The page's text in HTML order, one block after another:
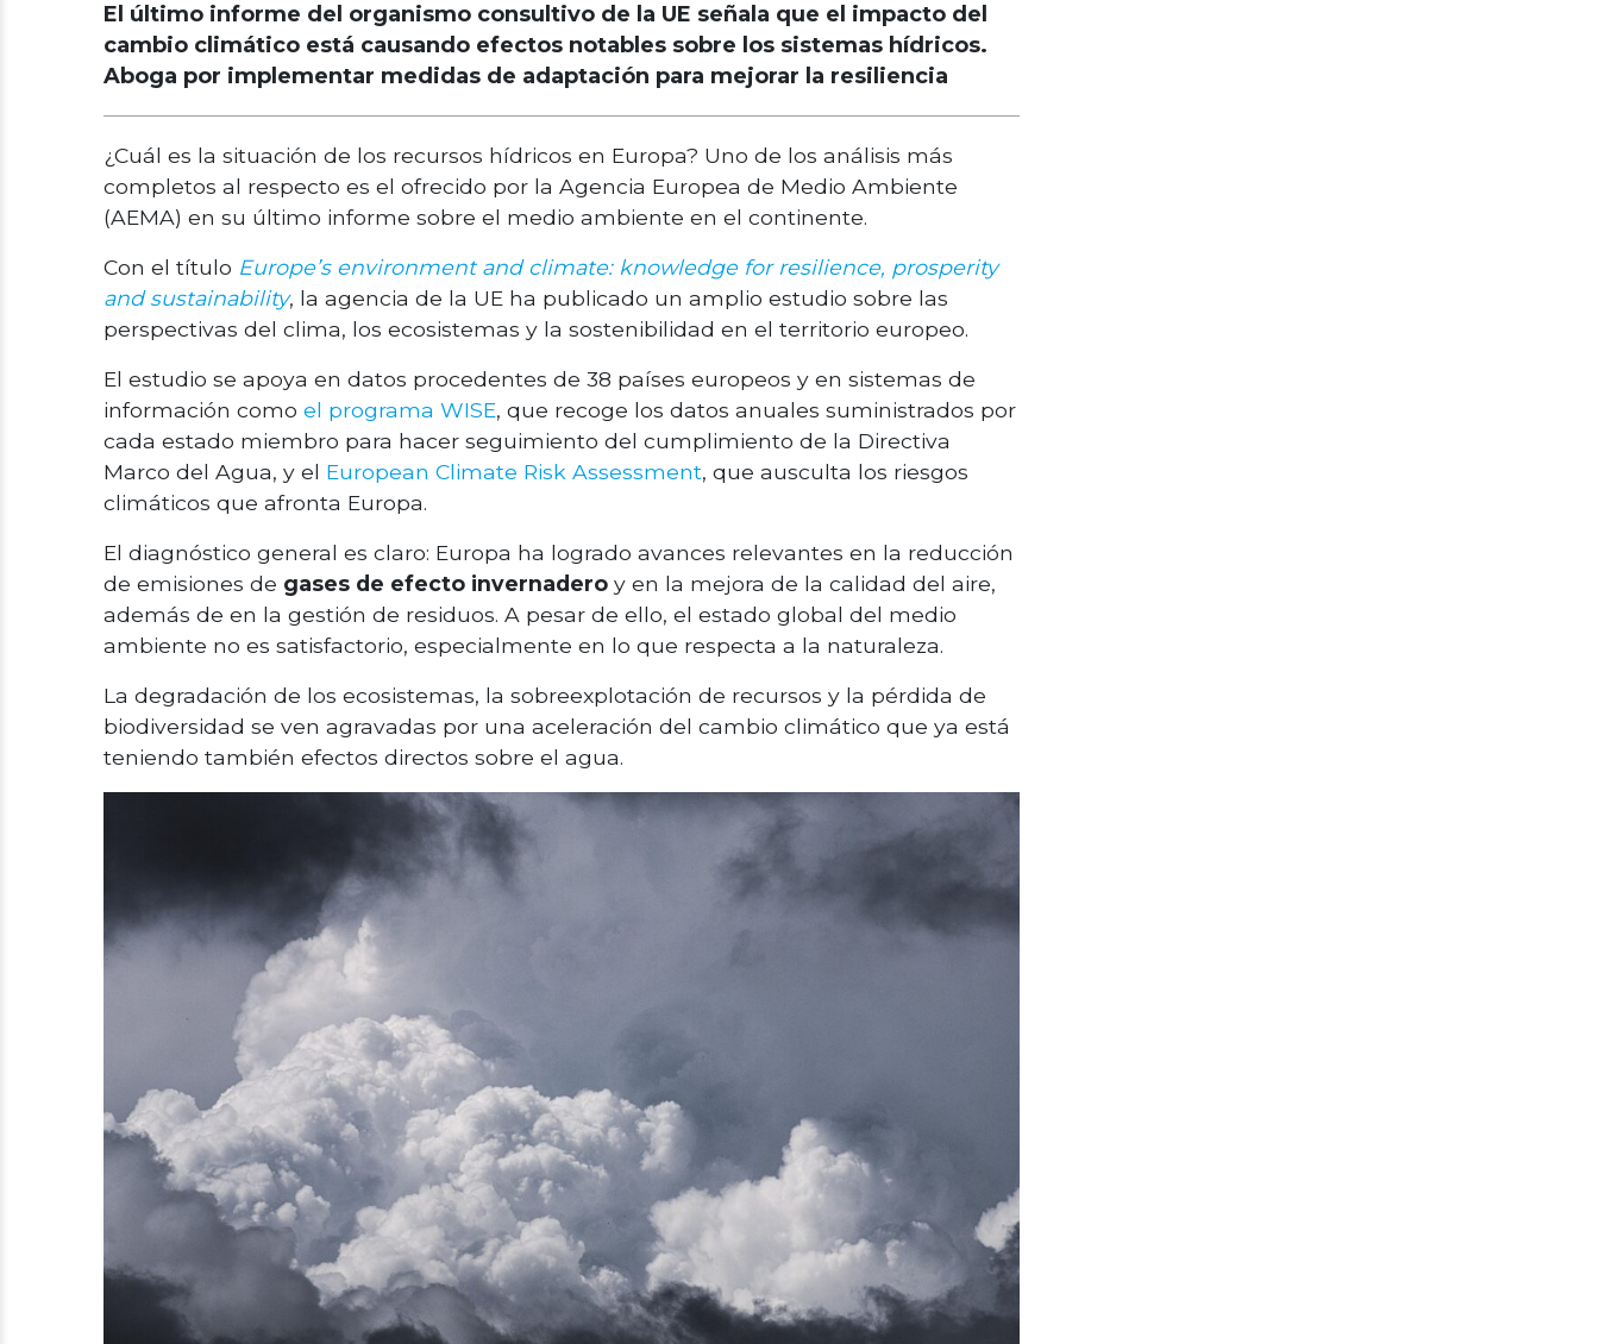
El último informe del organismo consultivo de la UE señala que el impacto del
cambio climático está causando efectos notables sobre los sistemas hídricos.
Aboga por implementar medidas de adaptación para mejorar la resiliencia
¿Cuál es la situación de los recursos hídricos en Europa? Uno de los análisis más
completos al respecto es el ofrecido por la Agencia Europea de Medio Ambiente
(AEMA) en su último informe sobre el medio ambiente en el continente.
Con el título Europe’s environment and climate: knowledge for resilience, prosperity
and sustainability, la agencia de la UE ha publicado un amplio estudio sobre las
perspectivas del clima, los ecosistemas y la sostenibilidad en el territorio europeo.
El estudio se apoya en datos procedentes de 38 países europeos y en sistemas de
información como el programa WISE, que recoge los datos anuales suministrados por
cada estado miembro para hacer seguimiento del cumplimiento de la Directiva
Marco del Agua, y el European Climate Risk Assessment, que ausculta los riesgos
climáticos que afronta Europa.
El diagnóstico general es claro: Europa ha logrado avances relevantes en la reducción
de emisiones de gases de efecto invernadero y en la mejora de la calidad del aire,
además de en la gestión de residuos. A pesar de ello, el estado global del medio
ambiente no es satisfactorio, especialmente en lo que respecta a la naturaleza.
La degradación de los ecosistemas, la sobreexplotación de recursos y la pérdida de
biodiversidad se ven agravadas por una aceleración del cambio climático que ya está
teniendo también efectos directos sobre el agua.